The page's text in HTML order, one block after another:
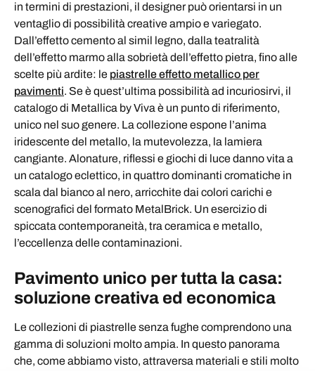
in termini di prestazioni, il designer può orientarsi in un
ventaglio di possibilità creative ampio e variegato.
Dall’effetto cemento al simil legno, dalla teatralità
dell’effetto marmo alla sobrietà dell’effetto pietra, fino alle
scelte più ardite: le piastrelle effetto metallico per
pavimenti. Se è quest’ultima possibilità ad incuriosirvi, il
catalogo di Metallica by Viva è un punto di riferimento,
unico nel suo genere. La collezione espone l’anima
iridescente del metallo, la mutevolezza, la lamiera
cangiante. Alonature, riflessi e giochi di luce danno vita a
un catalogo eclettico, in quattro dominanti cromatiche in
scala dal bianco al nero, arricchite dai colori carichi e
scenografici del formato MetalBrick. Un esercizio di
spiccata contemporaneità, tra ceramica e metallo,
l’eccellenza delle contaminazioni.
Pavimento unico per tutta la casa:
soluzione creativa ed economica
Le collezioni di piastrelle senza fughe comprendono una
gamma di soluzioni molto ampia. In questo panorama
che, come abbiamo visto, attraversa materiali e stili molto